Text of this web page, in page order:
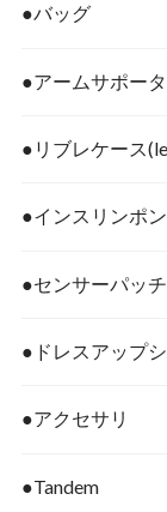
●バッグ
●アームサポー
●リブレケース
●インスリンポ
●センサーパッ
●ドレスアップ
●アクセサリ
●Tandem